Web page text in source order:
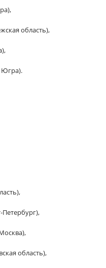
область),
Петербург),
область),